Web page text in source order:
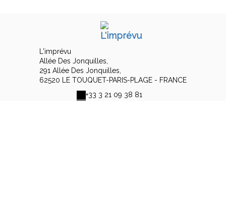
L'imprévu
Allée Des Jonquilles,
291 Allée Des Jonquilles,
62520 LE TOUQUET-PARIS-PLAGE - FRANCE
+33 3 21 09 38 81